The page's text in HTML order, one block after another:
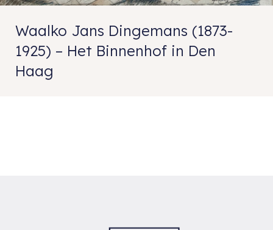
Waalko Jans Dingemans (1873-
1925) – Het Binnenhof in Den
Haag